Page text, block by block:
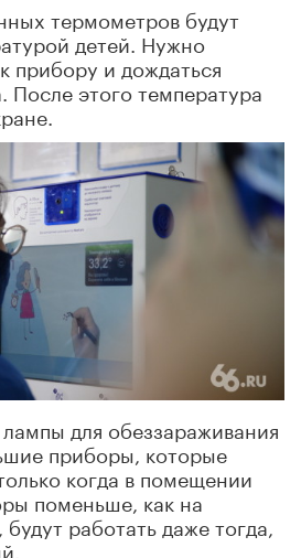
термометров будут
детей. Нужно
прибору и дождаться
После этого температура
для обеззараживания
приборы, которые
когда в помещении
поменьше, как на
работать даже тогда,